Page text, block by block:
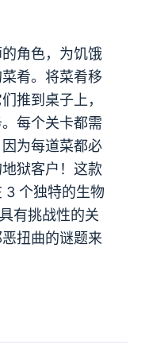
角色，为饥饿
肴。将菜肴移
推到桌子上，
每个关卡都需
为每道菜都必
狱客户！这款
3 个独特的生物
有挑战性的关
扭曲的谜题来